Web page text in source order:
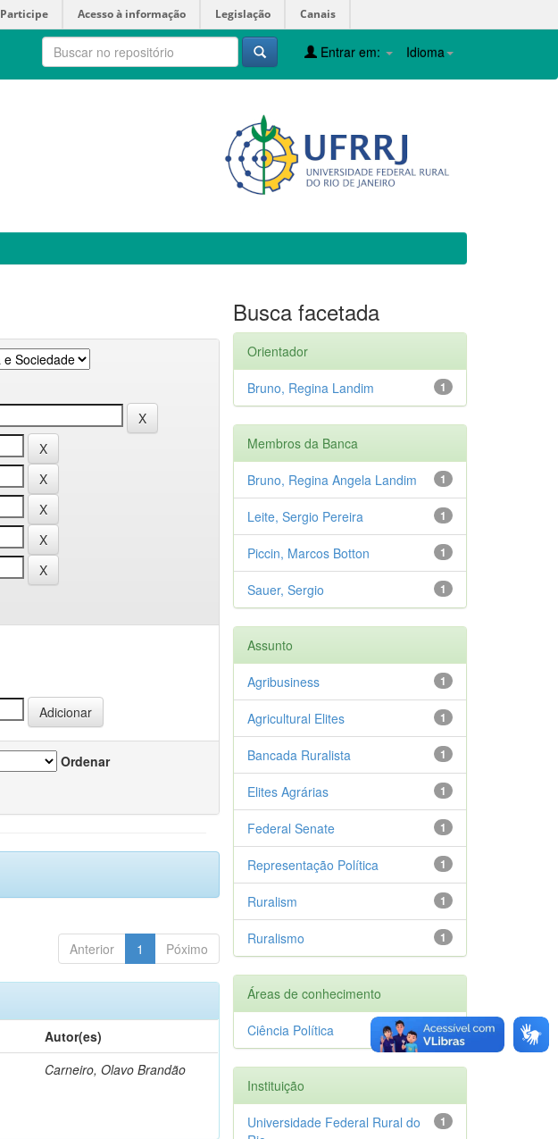
Participe Acesso à informação Legislação Canais
Idioma
Entrar em:
Ordenar
Anterior 1 Póximo
Autor(es)
Carneiro, Olavo Brandão
Busca facetada
Orientador
1
Bruno, Regina Landim
Membros da Banca
1
Bruno, Regina Angela Landim
1
Leite, Sergio Pereira
1
Piccin, Marcos Botton
1
Sauer, Sergio
Assunto
1
Agribusiness
1
Agricultural Elites
1
Bancada Ruralista
1
Elites Agrárias
1
Federal Senate
1
Representação Política
1
Ruralism
1
Ruralismo
Áreas de conhecimento
1
Ciência Política
Instituição
1
Universidade Federal Rural do